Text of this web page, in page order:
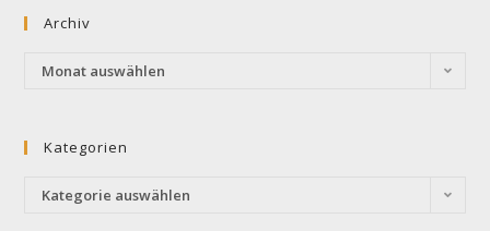
a
new
new
new
Archiv
Archiv
Monat auswählen
Kategorien
Kategorien
Kategorie auswählen